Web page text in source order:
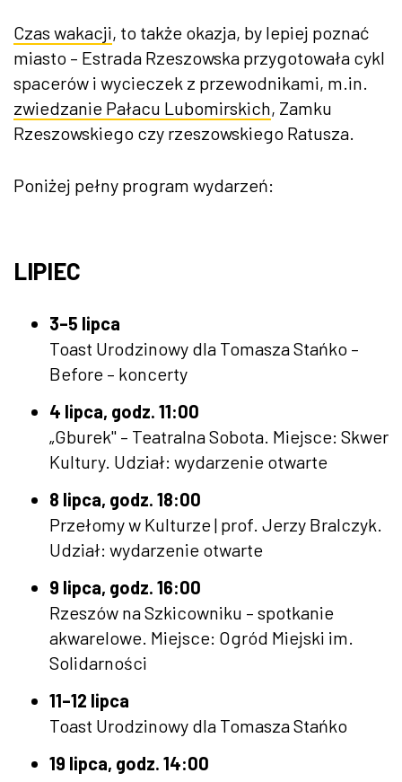
Czas wakacji, to także okazja, by lepiej poznać
miasto – Estrada Rzeszowska przygotowała cykl
spacerów i wycieczek z przewodnikami, m.in.
zwiedzanie Pałacu Lubomirskich, Zamku
Rzeszowskiego czy rzeszowskiego Ratusza.
Poniżej pełny program wydarzeń:
LIPIEC
3–5 lipca
Toast Urodzinowy dla Tomasza Stańko –
Before – koncerty
4 lipca, godz. 11:00
„Gburek" – Teatralna Sobota. Miejsce: Skwer
Kultury. Udział: wydarzenie otwarte
8 lipca, godz. 18:00
Przełomy w Kulturze | prof. Jerzy Bralczyk.
Udział: wydarzenie otwarte
9 lipca, godz. 16:00
Rzeszów na Szkicowniku – spotkanie
akwarelowe. Miejsce: Ogród Miejski im.
Solidarności
11–12 lipca
Toast Urodzinowy dla Tomasza Stańko
19 lipca, godz. 14:00